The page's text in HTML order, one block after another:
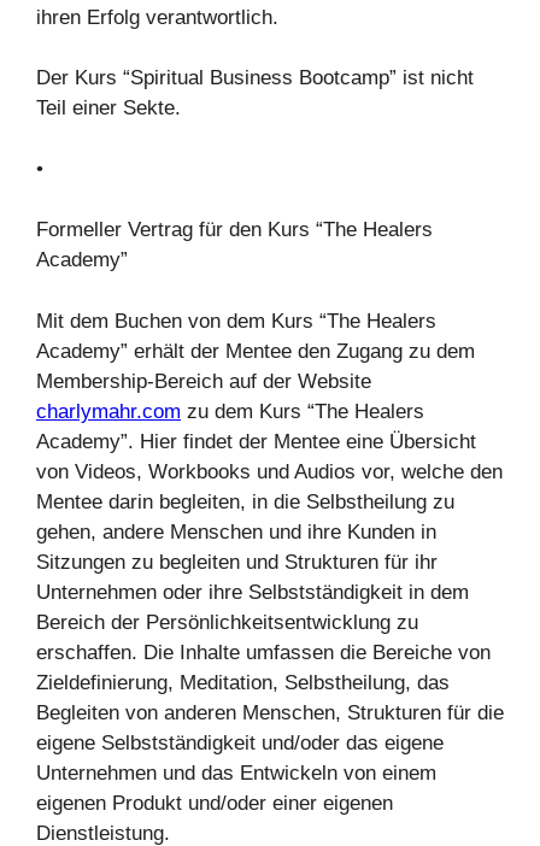
ihren Erfolg verantwortlich.
Der Kurs “Spiritual Business Bootcamp” ist nicht
Teil einer Sekte.
•
Formeller Vertrag für den Kurs “The Healers
Academy”
Mit dem Buchen von dem Kurs “The Healers
Academy” erhält der Mentee den Zugang zu dem
Membership-Bereich auf der Website
charlymahr.com zu dem Kurs “The Healers
Academy”. Hier findet der Mentee eine Übersicht
von Videos, Workbooks und Audios vor, welche den
Mentee darin begleiten, in die Selbstheilung zu
gehen, andere Menschen und ihre Kunden in
Sitzungen zu begleiten und Strukturen für ihr
Unternehmen oder ihre Selbstständigkeit in dem
Bereich der Persönlichkeitsentwicklung zu
erschaffen. Die Inhalte umfassen die Bereiche von
Zieldefinierung, Meditation, Selbstheilung, das
Begleiten von anderen Menschen, Strukturen für die
eigene Selbstständigkeit und/oder das eigene
Unternehmen und das Entwickeln von einem
eigenen Produkt und/oder einer eigenen
Dienstleistung.